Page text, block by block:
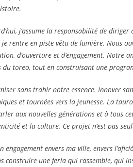
j’assume la responsabilité de
rentre en piste vêtu de lumière. Nous
d’ouverture et d’engagement.
du toreo, tout en construisant une
sans trahir notre essence. Innover
et tournées vers la jeunesse. La
aux nouvelles générations et à tous
et la culture. Ce projet n’est pas
engagement envers ma ville, envers
construire une feria qui rassemble, qui